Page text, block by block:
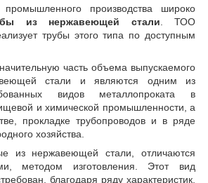
производства широко
из нержавеющей стали. ТОО
трубы этого типа по доступным
часть объема выпускаемого
стали и являются одним из
видов металлопроката в
и химической промышленности, а
прокладке трубопроводов и в ряде
хозяйства.
из нержавеющей стали, отличаются
методом изготовления. Этот вид
благодаря ряду характеристик,